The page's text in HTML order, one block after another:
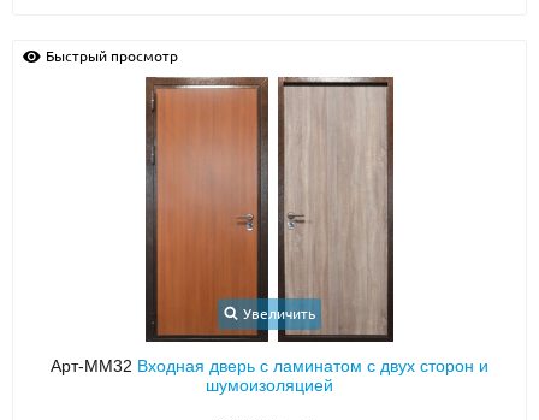
Быстрый просмотр
Увеличить
Арт-ММ32 Входная дверь с ламинатом с двух сторон и
шумоизоляцией